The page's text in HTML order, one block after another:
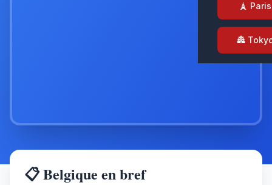
🗼 Paris
🏯
📋 Belgique en bref